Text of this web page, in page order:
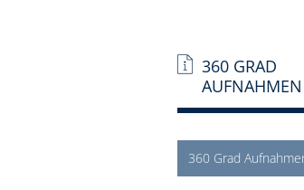
360 GRAD
AUFNAHMEN
360 Grad